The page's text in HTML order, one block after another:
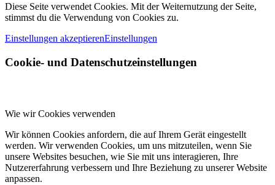
Diese Seite verwendet Cookies. Mit der Weiternutzung der Seite,
stimmst du die Verwendung von Cookies zu.
Einstellungen akzeptierenEinstellungen
Cookie- und Datenschutzeinstellungen
Wie wir Cookies verwenden
Wir können Cookies anfordern, die auf Ihrem Gerät eingestellt
werden. Wir verwenden Cookies, um uns mitzuteilen, wenn Sie
unsere Websites besuchen, wie Sie mit uns interagieren, Ihre
Nutzererfahrung verbessern und Ihre Beziehung zu unserer Website
anpassen.